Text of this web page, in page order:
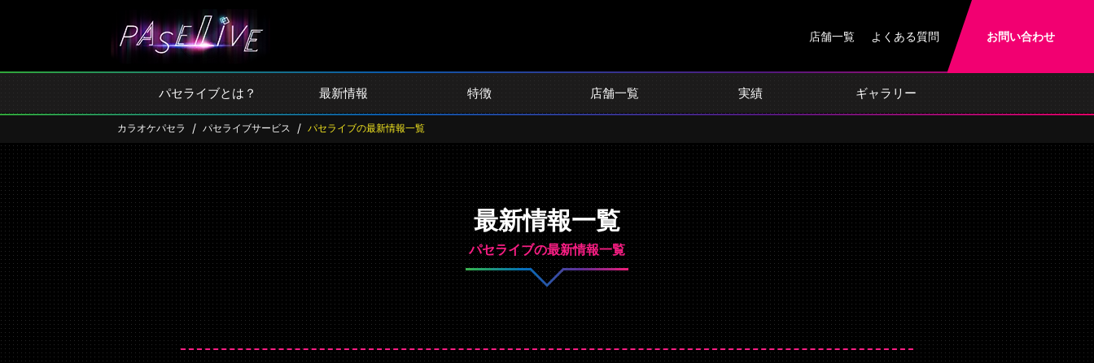
店舗一覧 よくある質問 お問い合わせ
パセライブとは？ 最新情報 特徴 店舗一覧 実績 ギャラリー
カラオケパセラ パセライブサービス パセライブの最新情報一覧
最新情報一覧
パセライブの最新情報一覧